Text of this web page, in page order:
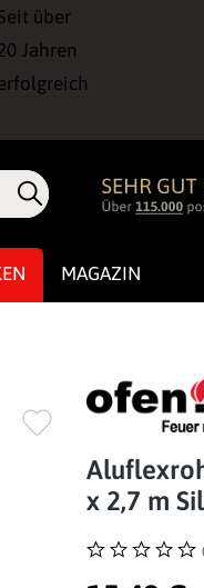
über
Jahren
MAGAZIN
x 2,7 m